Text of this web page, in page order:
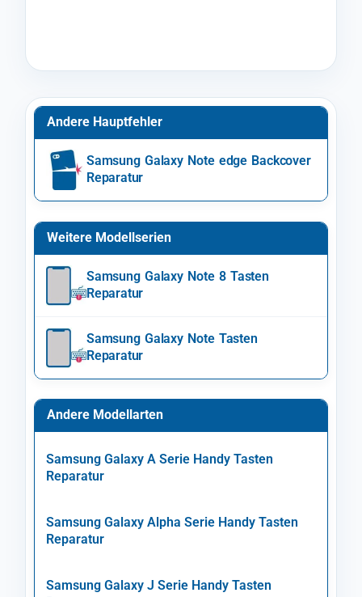
Andere Hauptfehler
Samsung Galaxy Note edge Backcover
Reparatur
Weitere Modellserien
Samsung Galaxy Note 8 Tasten
Reparatur
Samsung Galaxy Note Tasten
Reparatur
Andere Modellarten
Samsung Galaxy A Serie Handy Tasten
Reparatur
Samsung Galaxy Alpha Serie Handy Tasten
Reparatur
Samsung Galaxy J Serie Handy Tasten